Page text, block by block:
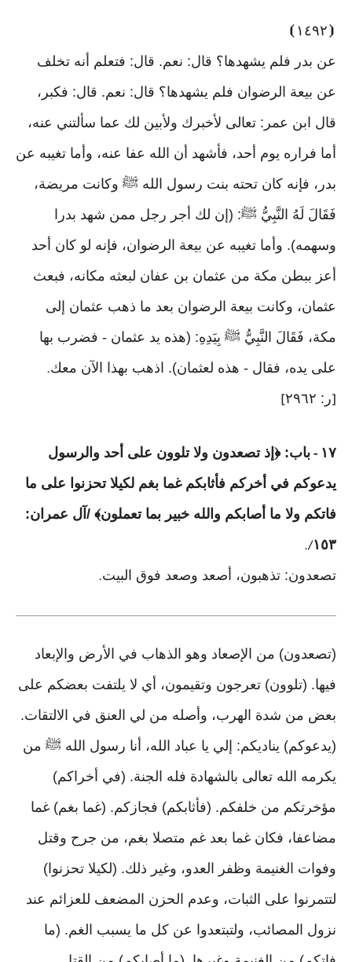
⦗١٤٩٢ ⦘
عن بدر فلم يشهدها؟ قال: نعم. قال: فتعلم أنه تخلف
عن بيعة الرضوان فلم يشهدها؟ قال: نعم. قال: فكبر،
قال ابن عمر: تعالى لأخبرك ولأبين لك عما سألتني عنه،
أما فراره يوم أحد، فأشهد أن الله عفا عنه، وأما تغيبه عن
بدر، فإنه كان تحته بنت رسول الله ﷺ وكانت مريضة،
فَقَالَ لَهُ النَّبِيُّ ﷺ: (إن لك أجر رجل ممن شهد بدرا
وسهمه). وأما تغيبه عن بيعة الرضوان، فإنه لو كان أحد
أعز ببطن مكة من عثمان بن عفان لبعثه مكانه، فبعث
عثمان، وكانت بيعة الرضوان بعد ما ذهب عثمان إلى
مكة، فَقَالَ النَّبِيُّ ﷺ بِيَدِهِ: (هذه يد عثمان - فضرب بها
على يده، فقال - هذه لعثمان). اذهب بهذا الآن معك.
[ر: ٢٩٦٢ ]
١٧ - باب: ﴿إذ تصعدون ولا تلوون على أحد والرسول
يدعوكم في أخركم فأثابكم غما بغم لكيلا تحزنوا على ما
فاتكم ولا ما أصابكم والله خبير بما تعملون﴾ /آل عمران:
١٥٣/.
تصعدون: تذهبون، أصعد وصعد فوق البيت.
(تصعدون) من الإصعاد وهو الذهاب في الأرض والإبعاد
فيها. (تلوون) تعرجون وتقيمون، أي لا يلتفت بعضكم على
بعض من شدة الهرب، وأصله من لي العنق في الالتقات.
(يدعوكم) يناديكم: إلي يا عباد الله، أنا رسول الله ﷺ من
يكرمه الله تعالى بالشهادة فله الجنة. (في أخراكم)
مؤخرتكم من خلفكم. (فأثابكم) فجازكم. (غما بغم) غما
مضاعفا، فكان غما بعد غم متصلا بغم، من جرح وقتل
وفوات الغنيمة وظفر العدو، وغير ذلك. (لكيلا تحزنوا)
لتتمرنوا على الثبات، وعدم الحزن المضعف للعزائم عند
نزول المصائب، ولتبتعدوا عن كل ما يسبب الغم. (ما